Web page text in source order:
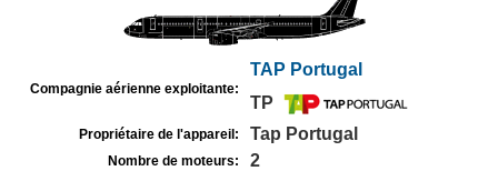
Compagnie aérienne exploitante:
TAP Portugal
TP
Propriétaire de l'appareil: Tap Portugal
Nombre de moteurs: 2